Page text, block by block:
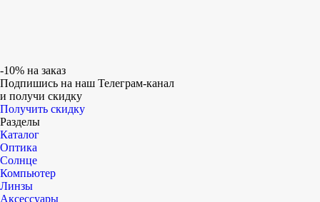
Постепенно увеличивайте время
ношения. Когда адаптация завершится,
все неприятные ощущения исчезнут.
-10% на заказ
Подпишись на наш Телеграм-канал
и получи скидку
Получить скидку
Разделы
Каталог
Оптика
Солнце
Компьютер
Линзы
Аксессуары